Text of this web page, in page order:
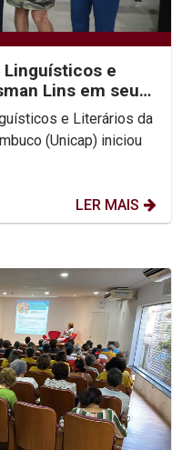
Linguísticos e
Lins em seu
e Literários da
(Unicap) iniciou
LER MAIS